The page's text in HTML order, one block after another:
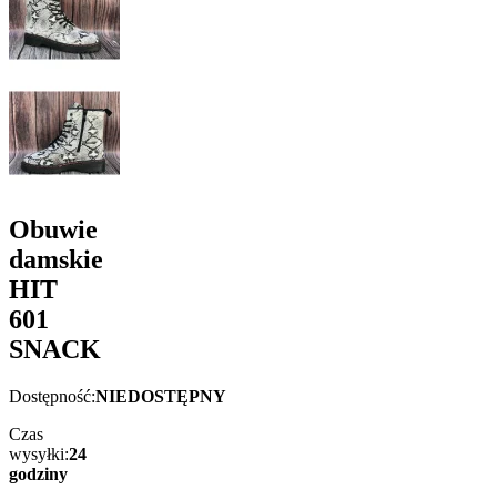
Obuwie
damskie
HIT
601
SNACK
Dostępność:NIEDOSTĘPNY
Czas
wysyłki:24
godziny